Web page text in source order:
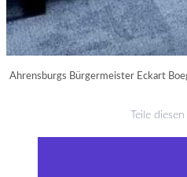
Ahrensburgs Bürgermeister Eckart
Teile